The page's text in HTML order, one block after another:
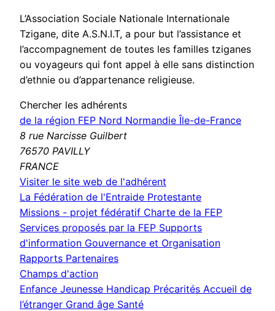
L’Association Sociale Nationale Internationale
Tzigane, dite A.S.N.I.T, a pour but l’assistance et
l’accompagnement de toutes les familles tziganes
ou voyageurs qui font appel à elle sans distinction
d’ethnie ou d’appartenance religieuse.
Chercher les adhérents
de la région FEP Nord Normandie Île-de-France
8 rue Narcisse Guilbert
76570 PAVILLY
FRANCE
Visiter le site web de l'adhérent
fenêtre)
La Fédération de l'Entraide Protestante
Missions - projet fédératif Charte de la FEP
Services proposés par la FEP Supports
d'information Gouvernance et Organisation
Rapports Partenaires
Champs d'action
Enfance Jeunesse Handicap Précarités Accueil de
l’étranger Grand âge Santé